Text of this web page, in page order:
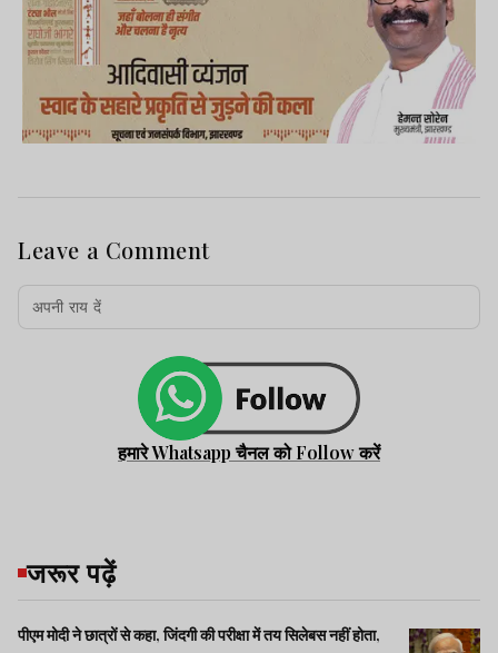
Leave a Comment
हमारे Whatsapp चैनल को Follow करें
जरूर पढ़ें
पीएम मोदी ने छात्रों से कहा, जिंदगी की परीक्षा में तय सिलेबस नहीं होता,